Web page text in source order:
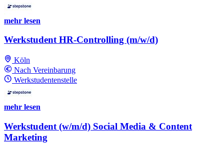
mehr lesen
Werkstudent HR-Controlling (m/w/d)
Köln
Nach Vereinbarung
Werkstudentenstelle
mehr lesen
Werkstudent (w/m/d) Social Media & Content
Marketing